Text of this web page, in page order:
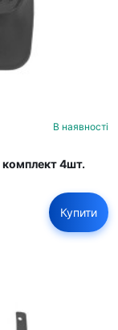
В наявності
4шт.
Купити